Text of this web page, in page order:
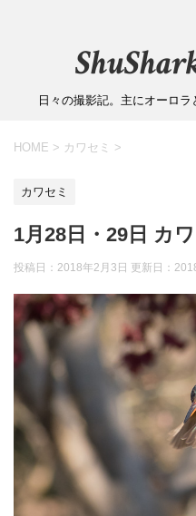
日々の撮影記。主にオーロラ
HOME > カワセミ >
カワセミ
1月28日・29日 カ
投稿日：2018年2月3日 更新日：